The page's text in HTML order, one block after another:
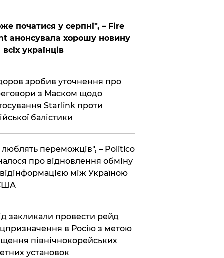
початися у серпні", – Fire
анонсувала хорошу новину
українців
зробив уточнення про
з Маском щодо
Starlink проти
балістики
люблять переможців", – Politico
про відновлення обміну
між Україною
закликали провести рейд
в Росію з метою
північнокорейських
установок